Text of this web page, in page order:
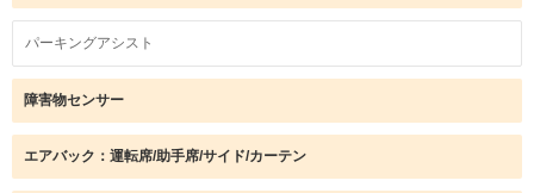
パーキングアシスト
障害物センサー
エアバック：運転席/助手席/サイド/カーテン